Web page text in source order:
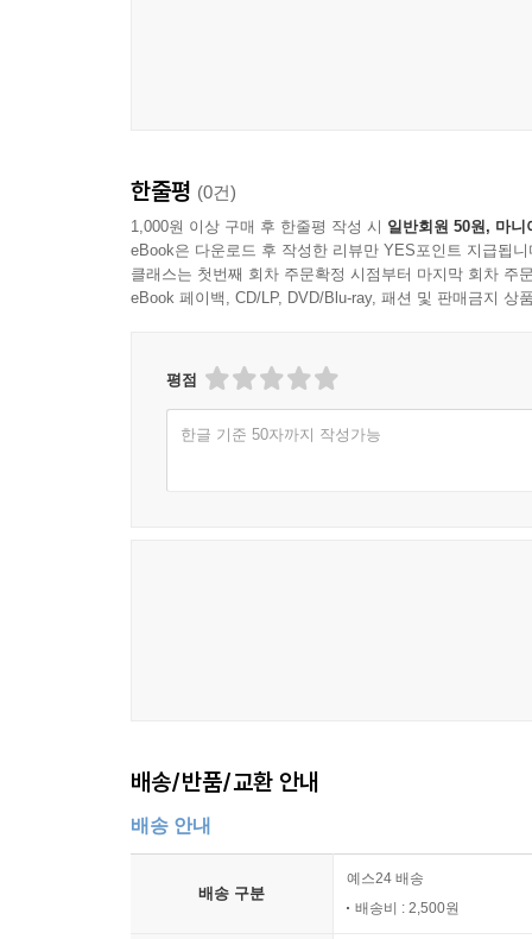
한줄평 (0건)
1,000원 이상 구매 후 한줄평 작성 시 일반회원 50원, 마니
eBook은 다운로드 후 작성한 리뷰만 YES포인트 지급됩니
클래스는 첫번째 회차 주문확정 시점부터 마지막 회차 주
eBook 페이백, CD/LP, DVD/Blu-ray, 패션 및 판매금지 상
평점
한글 기준 50자까지 작성가능
배송/반품/교환 안내
배송 안내
배송 구분
예스24 배송
배송비 : 2,500원